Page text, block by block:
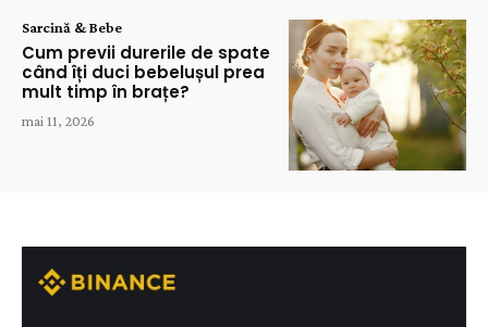
Sarcină & Bebe
Cum previi durerile de spate
când îți duci bebelușul prea
mult timp în brațe?
mai 11, 2026